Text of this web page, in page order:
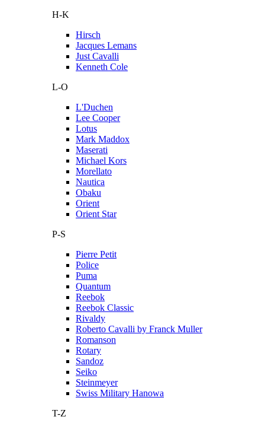
H-K
Hirsch
Jacques Lemans
Just Cavalli
Kenneth Cole
L-O
L'Duchen
Lee Cooper
Lotus
Mark Maddox
Maserati
Michael Kors
Morellato
Nautica
Obaku
Orient
Orient Star
P-S
Pierre Petit
Police
Puma
Quantum
Reebok
Reebok Classic
Rivaldy
Roberto Cavalli by Franck Muller
Romanson
Rotary
Sandoz
Seiko
Steinmeyer
Swiss Military Hanowa
T-Z